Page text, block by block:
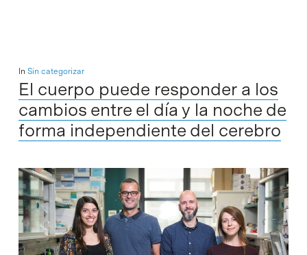
In Sin categorizar
El cuerpo puede responder a los
cambios entre el día y la noche de
forma independiente del cerebro